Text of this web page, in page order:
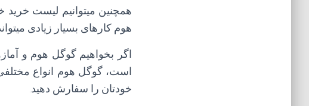
همچنین میتوانیم لیست خرید
هوم کارهای بسیار زیادی
اگر بخواهیم گوگل هوم و
است، گوگل هوم انواع
خودتان را سفارش دهید.